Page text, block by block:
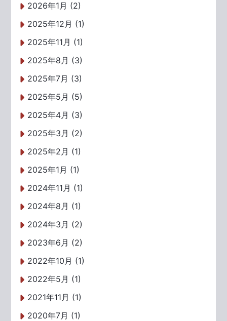
2026年1月 (2)
2025年12月 (1)
2025年11月 (1)
2025年8月 (3)
2025年7月 (3)
2025年5月 (5)
2025年4月 (3)
2025年3月 (2)
2025年2月 (1)
2025年1月 (1)
2024年11月 (1)
2024年8月 (1)
2024年3月 (2)
2023年6月 (2)
2022年10月 (1)
2022年5月 (1)
2021年11月 (1)
2020年7月 (1)